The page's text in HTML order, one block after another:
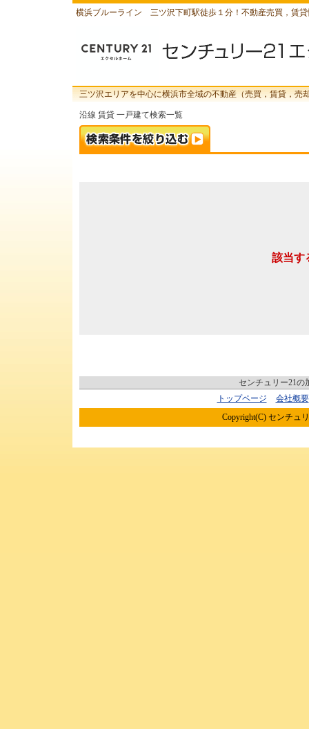
横浜ブルーライン 三ツ沢下町駅徒歩１分！不動産売買，賃
三ツ沢エリアを中心に横浜市全域の不動産（売買，賃貸，
沿線 賃貸 一戸建て検索一覧
該当す
センチュリー21の
トップページ
会社概要
Copyright(C) センチュ